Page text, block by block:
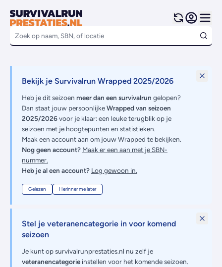
Bekijk je Survivalrun Wrapped 2025/2026
Heb je dit seizoen meer dan een survivalrun gelopen?
Dan staat jouw persoonlijkeWrapped van seizoen
2025/2026voor je klaar: een leuke terugblik op je
seizoen met je hoogtepunten en statistieken.
Maak een account aan om jouw Wrapped te bekijken.
Nog geen account? Maak er een aan met je SBN-
nummer.
Heb je al een account? Log gewoon in.
Gelezen Herinner me later
Stel je veteranencategorie in voor komend
seizoen
Je kunt op survivalrunprestaties.nl nu zelf je
veteranencategorie instellen voor het komende seizoen.